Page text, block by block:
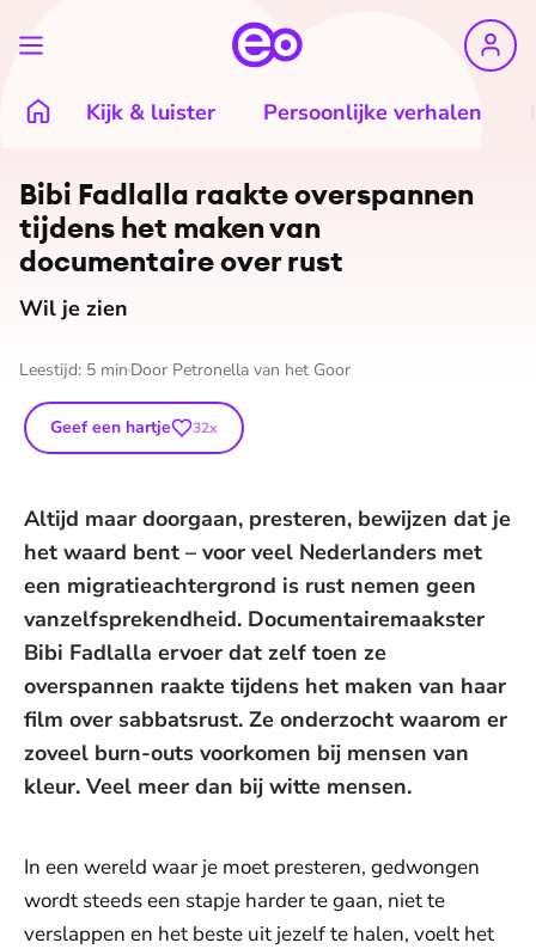
Kijk & luister Persoonlijke verhalen
©Marwan Magroun
Bibi Fadlalla raakte overspannen
tijdens het maken van
documentaire over rust
Wil je zien
Leestijd: 5 min Door Petronella van het Goor
Geef een hartje 32x
Altijd maar doorgaan, presteren, bewijzen dat je
het waard bent – voor veel Nederlanders met
een migratieachtergrond is rust nemen geen
vanzelfsprekendheid. Documentairemaakster
Bibi Fadlalla ervoer dat zelf toen ze
overspannen raakte tijdens het maken van haar
film over sabbatsrust. Ze onderzocht waarom er
zoveel burn-outs voorkomen bij mensen van
kleur. Veel meer dan bij witte mensen.
In een wereld waar je moet presteren, gedwongen
wordt steeds een stapje harder te gaan, niet te
verslappen en het beste uit jezelf te halen, voelt het